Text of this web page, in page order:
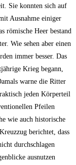
Sie konnten sich auf
Ausnahme einiger
römische Heer bestand
Wie sehen aber einen
immer besser. Das
Krieg begann,
warne die Ritter
jeden Körperteil
Pfeilen
wie auch historische
berichtet, dass
durchschlagen
ausnutzen